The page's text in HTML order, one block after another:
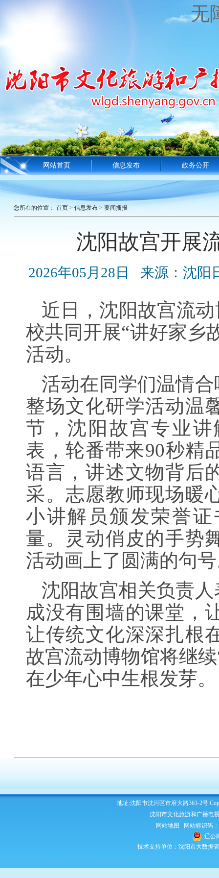
无
网站首页 信息发布 政务公开
您所在的位置： 首页 > 信息发布 > 要闻播报
沈阳故宫开展
2026年05月28日 来源：沈阳
近日，沈阳故宫流
校共同开展“讲好家乡
活动。
活动在同学们温情
整场文化研学活动温
节，沈阳故宫专业
表，轮番带来90秒精
语言，讲述文物背后
采。志愿教师现场暖
小讲解员颁发荣誉
量。灵动俏皮的手势
活动画上了圆满的句
沈阳故宫相关负责
成没有围墙的课堂，
让传统文化深深扎根
故宫流动博物馆将继
在少年心中生根发芽
地址:沈阳市沈河区市府大路363-2号
沈阳市文化旅游和广播电
网站地图
网站标识码
辽公
技术支持单位：沈阳市大数据